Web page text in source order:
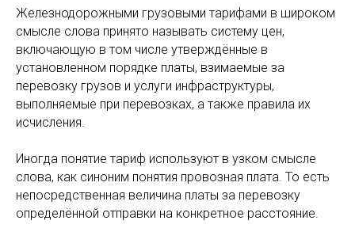
Железнодорожными грузовыми тарифами в широком
смысле слова принято называть систему цен,
включающую в том числе утверждённые в
установленном порядке платы, взимаемые за
перевозку грузов и услуги инфраструктуры,
выполняемые при перевозках, а также правила их
исчисления.
Иногда понятие тариф используют в узком смысле
слова, как синоним понятия провозная плата. То есть
непосредственная величина платы за перевозку
определённой отправки на конкретное расстояние.